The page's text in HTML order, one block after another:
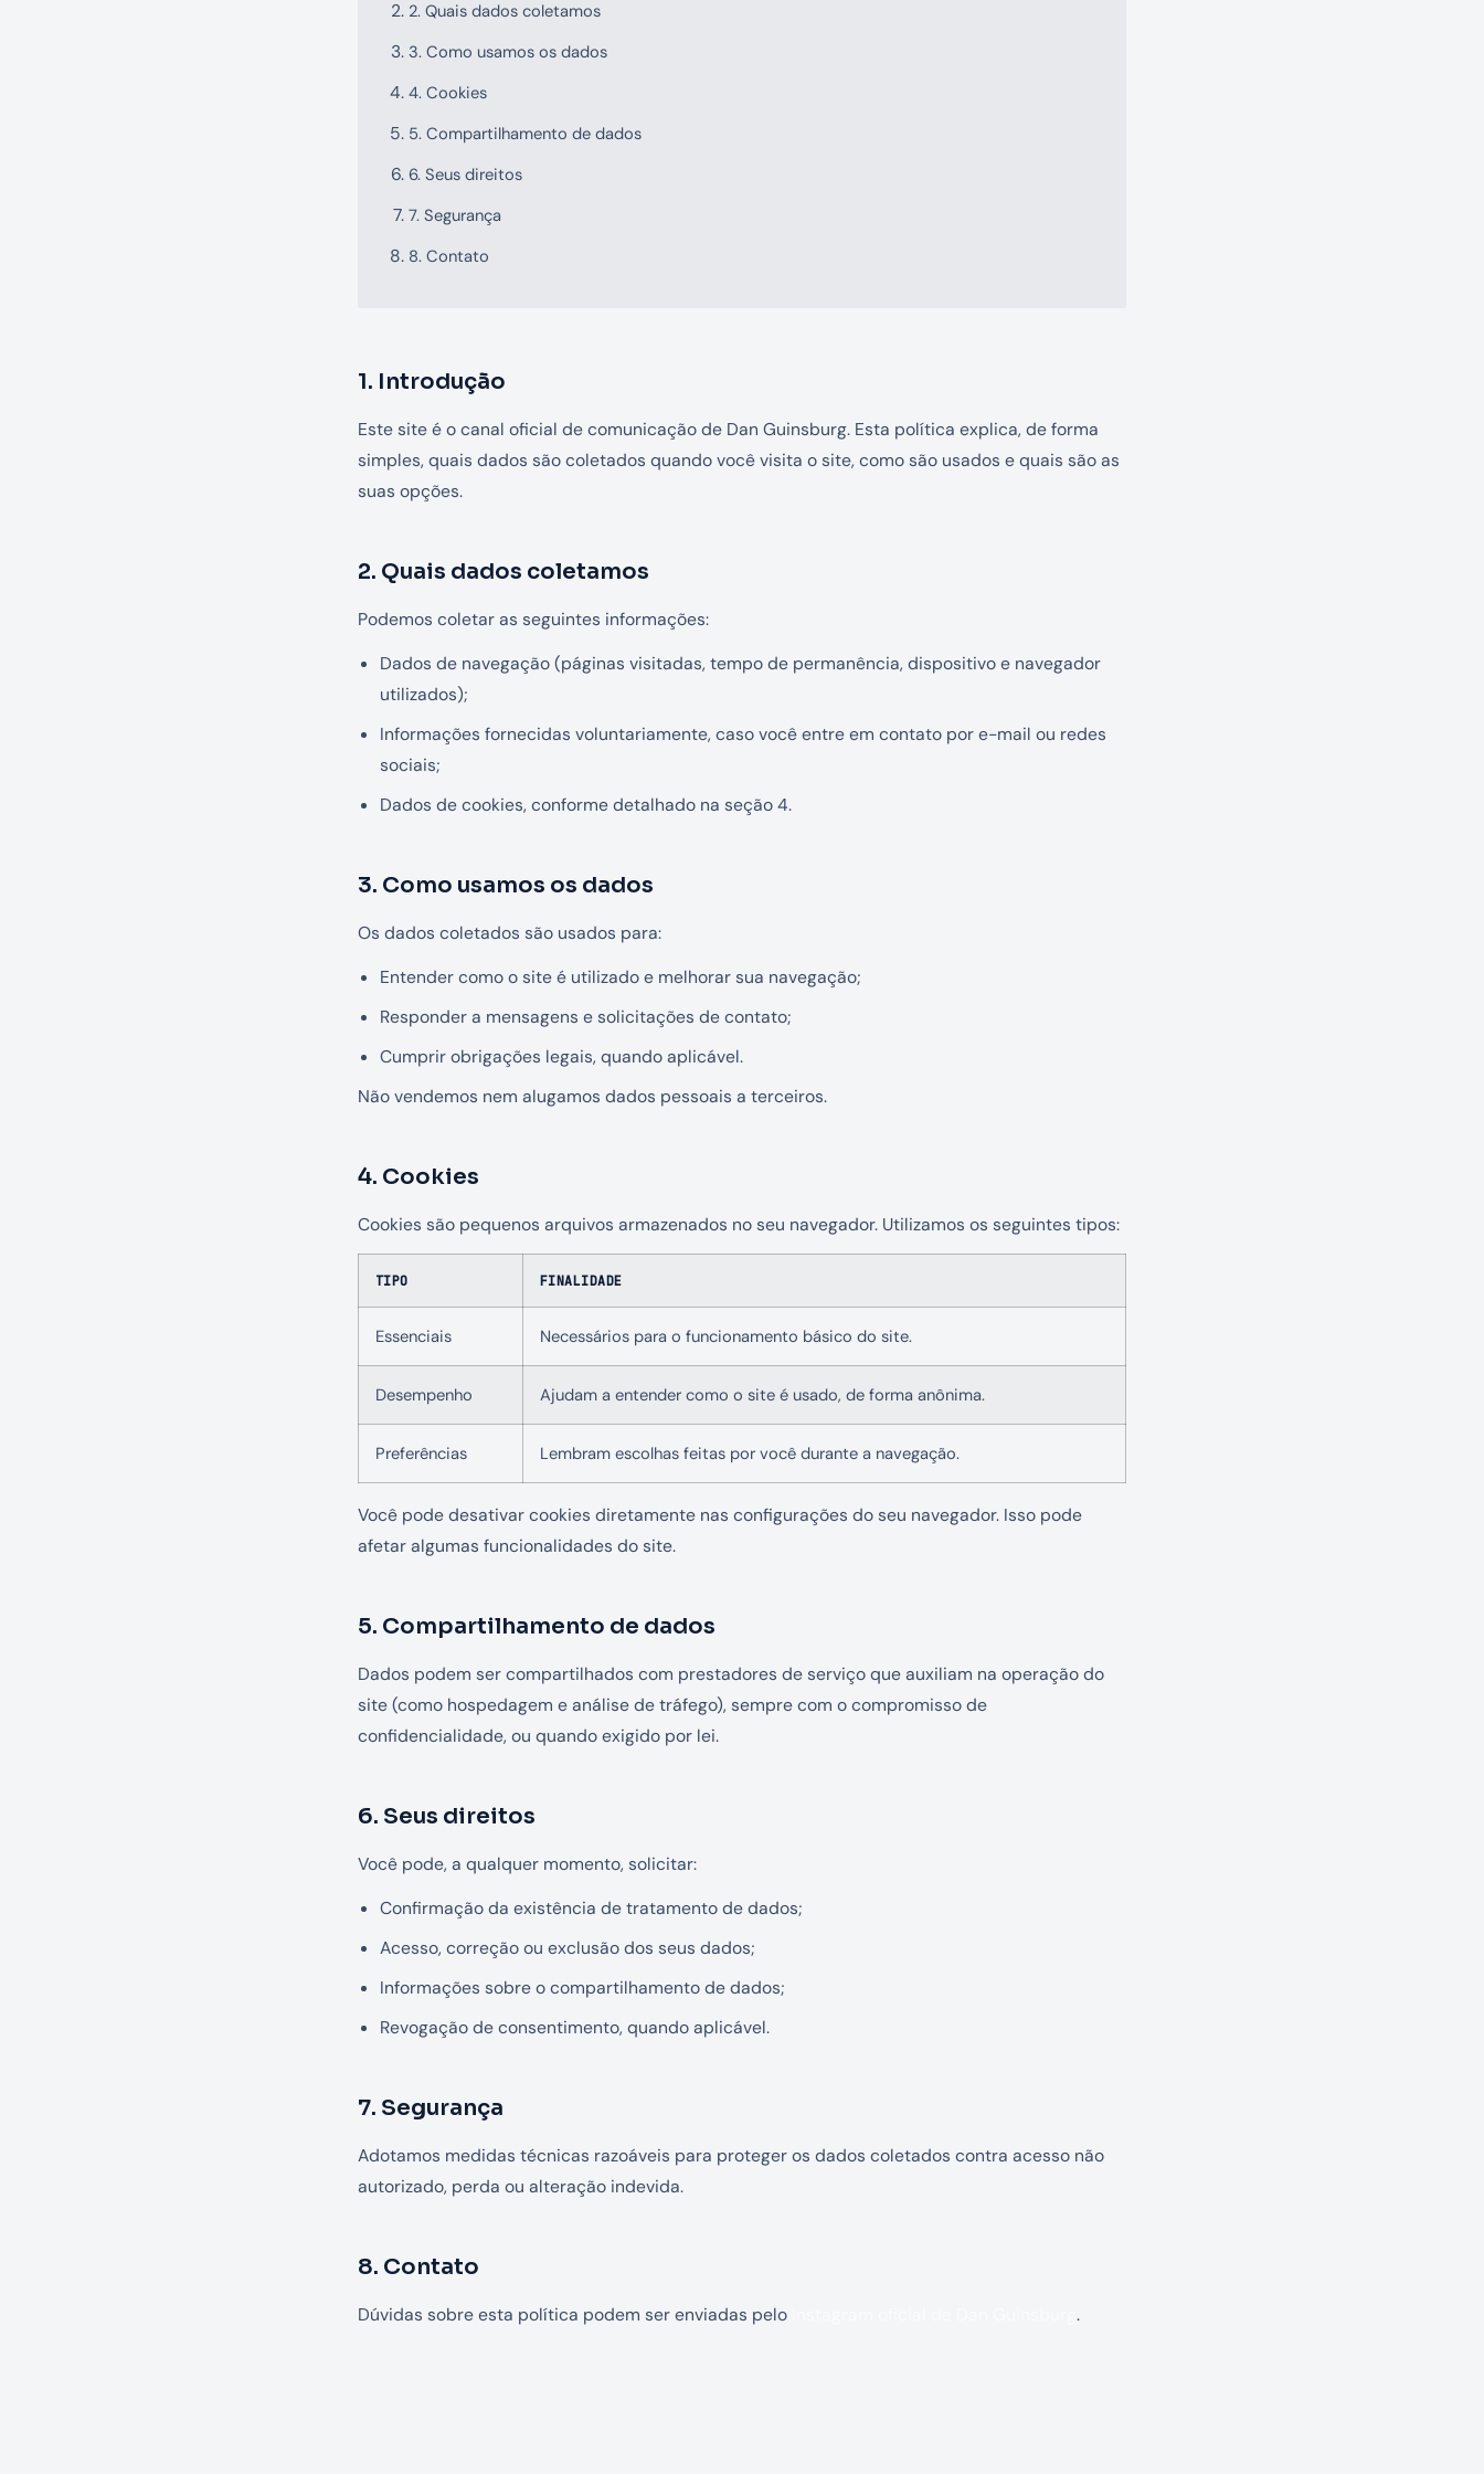
2. Quais dados coletamos
3. Como usamos os dados
4. Cookies
5. Compartilhamento de dados
6. Seus direitos
7. Segurança
8. Contato
1. Introdução
Este site é o canal oficial de comunicação de Dan Guinsburg. Esta política explica, de forma
simples, quais dados são coletados quando você visita o site, como são usados e quais são as
suas opções.
2. Quais dados coletamos
Podemos coletar as seguintes informações:
Dados de navegação (páginas visitadas, tempo de permanência, dispositivo e navegador
utilizados);
Informações fornecidas voluntariamente, caso você entre em contato por e-mail ou redes
sociais;
Dados de cookies, conforme detalhado na seção 4.
3. Como usamos os dados
Os dados coletados são usados para:
Entender como o site é utilizado e melhorar sua navegação;
Responder a mensagens e solicitações de contato;
Cumprir obrigações legais, quando aplicável.
Não vendemos nem alugamos dados pessoais a terceiros.
4. Cookies
Cookies são pequenos arquivos armazenados no seu navegador. Utilizamos os seguintes tipos:
TIPO FINALIDADE
Essenciais Necessários para o funcionamento básico do site.
Desempenho Ajudam a entender como o site é usado, de forma anônima.
Preferências Lembram escolhas feitas por você durante a navegação.
Você pode desativar cookies diretamente nas configurações do seu navegador. Isso pode
afetar algumas funcionalidades do site.
5. Compartilhamento de dados
Dados podem ser compartilhados com prestadores de serviço que auxiliam na operação do
site (como hospedagem e análise de tráfego), sempre com o compromisso de
confidencialidade, ou quando exigido por lei.
6. Seus direitos
Você pode, a qualquer momento, solicitar:
Confirmação da existência de tratamento de dados;
Acesso, correção ou exclusão dos seus dados;
Informações sobre o compartilhamento de dados;
Revogação de consentimento, quando aplicável.
7. Segurança
Adotamos medidas técnicas razoáveis para proteger os dados coletados contra acesso não
autorizado, perda ou alteração indevida.
8. Contato
Dúvidas sobre esta política podem ser enviadas pelo .